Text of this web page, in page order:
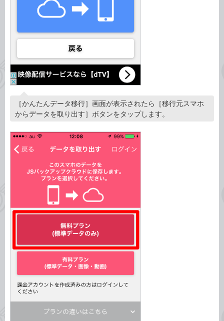
［かんたんデータ移行］画面が表示されたら［移行元スマホ
からデータを取り出す］ボタンをタップします。